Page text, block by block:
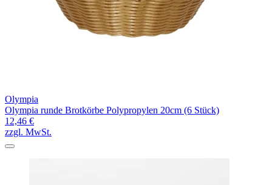
Olympia
Olympia runde Brotkörbe Polypropylen 20cm (6 Stück)
12,46 €
zzgl. MwSt.